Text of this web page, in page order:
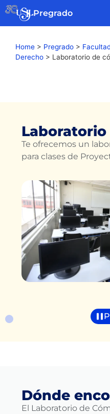
Pregrado
Home > Pregrado >
Derecho > Laboratorio de
Te ofrecemos un
para clases de
Dónde
El Laboratorio de